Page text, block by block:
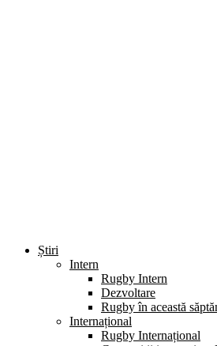
Știri
Intern
Rugby Intern
Dezvoltare
Rugby în această
Internațional
Rugby Internațional